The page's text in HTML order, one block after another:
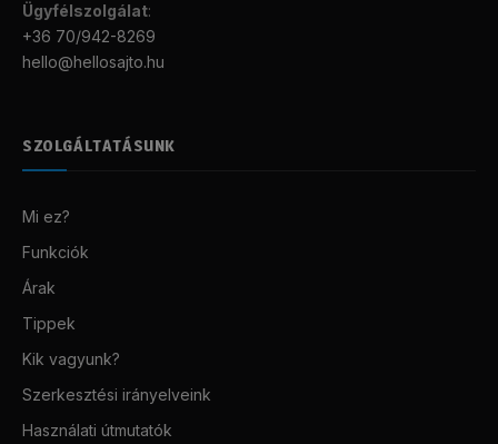
Ügyfélszolgálat:
+36 70/942-8269
hello@hellosajto.hu
SZOLGÁLTATÁSUNK
Mi ez?
Funkciók
Árak
Tippek
Kik vagyunk?
Szerkesztési irányelveink
Használati útmutatók